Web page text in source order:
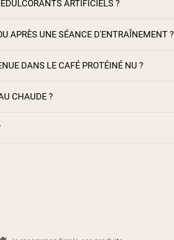
ARTIFICIELS ?
APRÈS UNE SÉANCE D'ENTRAÎNEMENT ?
DANS LE CAFÉ PROTÉINÉ NU ?
CHAUDE ?